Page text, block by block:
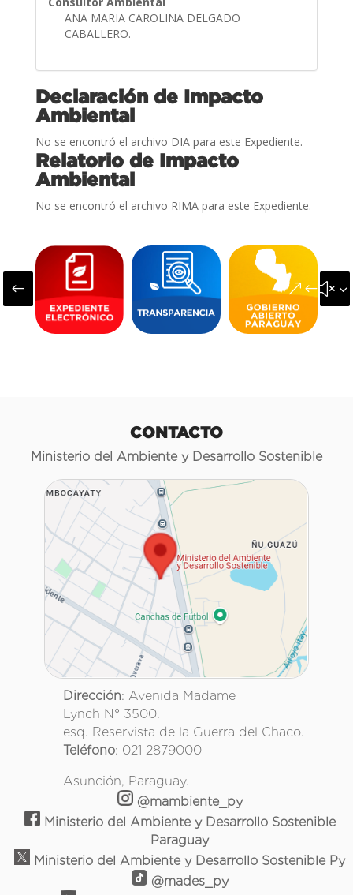
ANA MARIA CAROLINA DELGADO
CABALLERO.
Declaración de Impacto
Ambiental
No se encontró el archivo DIA para este Expediente.
Relatorio de Impacto
Ambiental
No se encontró el archivo RIMA para este Expediente.
#
CONTACTO
Ministerio del Ambiente y Desarrollo Sostenible
Dirección: Avenida Madame
Lynch N° 3500.
esq. Reservista de la Guerra del Chaco.
Teléfono: 021 2879000
Asunción, Paraguay.
@mambiente_py
Ministerio del Ambiente y Desarrollo Sostenible
Paraguay
Ministerio del Ambiente y Desarrollo Sostenible Py
@mades_py